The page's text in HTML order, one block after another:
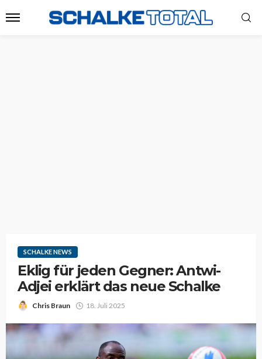
SCHALKE NEWS
Eklig für jeden Gegner: Antwi-
Adjei erklärt das neue Schalke
Chris Braun 18. Juli 2025